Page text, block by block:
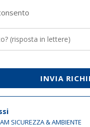
INVIA
SICUREZZA & AMBIENTE